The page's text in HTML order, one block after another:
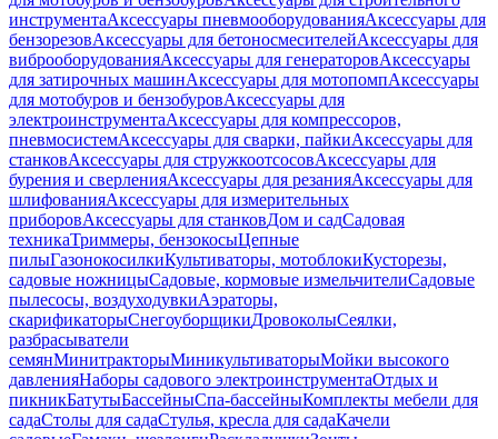
инструментаАксессуары пневмооборудованияАксессуары для
бензорезовАксессуары для бетоносмесителейАксессуары для
виброоборудованияАксессуары для генераторовАксессуары
для затирочных машинАксессуары для мотопомпАксессуары
для мотобуров и бензобуровАксессуары для
электроинструментаАксессуары для компрессоров,
пневмосистемАксессуары для сварки, пайкиАксессуары для
станковАксессуары для стружкоотсосовАксессуары для
бурения и сверленияАксессуары для резанияАксессуары для
шлифованияАксессуары для измерительных
приборовАксессуары для станковДом и садСадовая
техникаТриммеры, бензокосыЦепные
пилыГазонокосилкиКультиваторы, мотоблокиКусторезы,
садовые ножницыСадовые, кормовые измельчителиСадовые
пылесосы, воздуходувкиАэраторы,
скарификаторыСнегоуборщикиДровоколыСеялки,
разбрасыватели
семянМинитракторыМиникультиваторыМойки высокого
давленияНаборы садового электроинструментаОтдых и
пикникБатутыБассейныСпа-бассейныКомплекты мебели для
садаСтолы для садаСтулья, кресла для садаКачели